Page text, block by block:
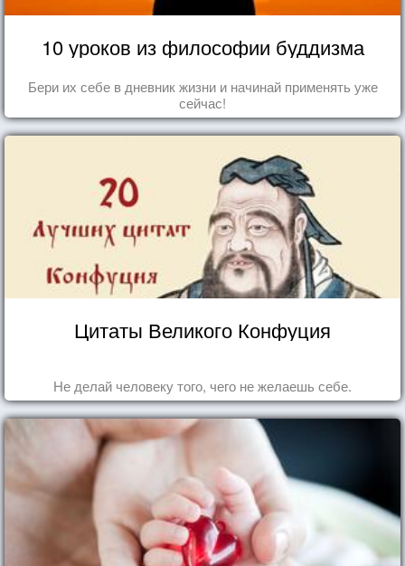
10 уроков из философии буддизма
Бери их себе в дневник жизни и начинай применять уже
сейчас!
Цитаты Великого Конфуция
Не делай человеку того, чего не желаешь себе.